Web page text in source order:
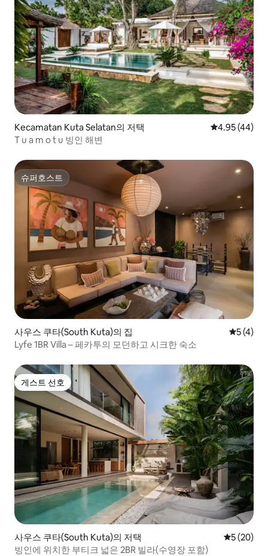
Kecamatan Kuta Selatan의 저택 평점 4.95점(5
4.95 (44)
T u a m o t u 빙인 해변
슈퍼호스트
슈퍼호스트
사우스 쿠타(South Kuta)의 집 평점 5점
5 (4)
Lyfe 1BR Villa – 페카투의 모던하고 시크한 숙소
게스트 선호
게스트 선호
사우스 쿠타(South Kuta)의 저택 평점 5점(5
5 (20)
빙인에 위치한 부티크 넓은 2BR 빌라(수영장 포함)